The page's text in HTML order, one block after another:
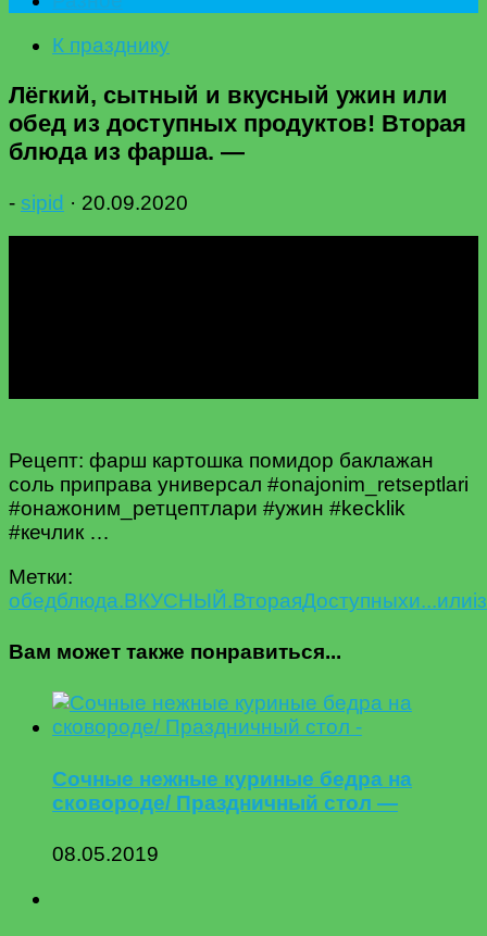
К празднику
Лёгкий, сытный и вкусный ужин или
обед из доступных продуктов! Вторая
блюда из фарша. —
- sipid · 20.09.2020
Рецепт: фарш картошка помидор баклажан
соль приправа универсал #onajonim_retseptlari
#онажоним_ретцептлари #ужин #kecklik
#кечлик …
Метки:
oбедблюда.ВКУСНЫЙ.ВтораяДоступныхи...илиіз
Вам может также понравиться...
Сочные нежные куриные бедра на
сковороде/ Праздничный стол —
08.05.2019